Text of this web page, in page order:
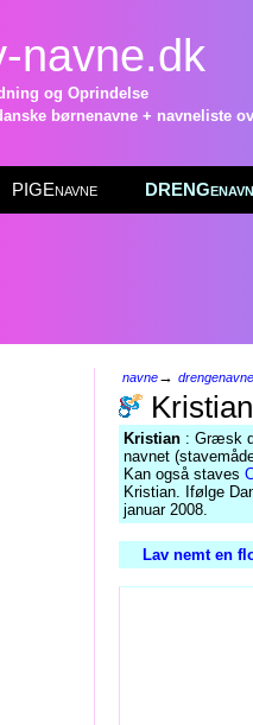
navne.dk
og Oprindelse
børnenavne + navneliste
PIGEnavne
navne→ drengenavne
Kristian
Kristian : Græsk
navnet
Kan også staves
Kristian. Ifølge
januar 2008.
Lav nemt en